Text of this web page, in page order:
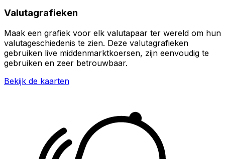
Valutagrafieken
Maak een grafiek voor elk valutapaar ter wereld om hun
valutageschiedenis te zien. Deze valutagrafieken
gebruiken live middenmarktkoersen, zijn eenvoudig te
gebruiken en zeer betrouwbaar.
Bekijk de kaarten